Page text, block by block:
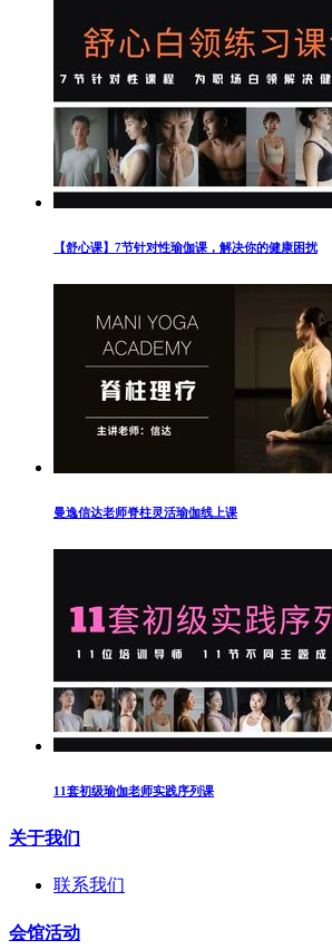
【舒心课】7节针对性瑜伽课，解决你的健康困扰
曼逸信达老师脊柱灵活瑜伽线上课
11套初级瑜伽老师实践序列课
关于我们
联系我们
会馆活动